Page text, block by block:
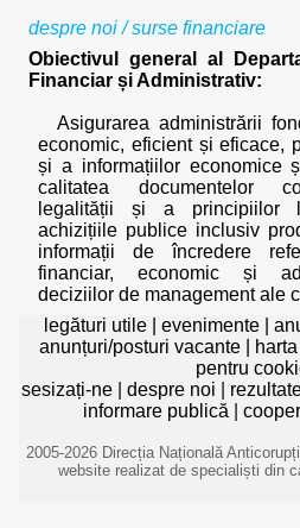
despre noi/surse financiare
Obiectivul general al
Financiar și Administrativ:
Asigurarea administrării
economic, eficient și eficace,
și a informațiilor economice
calitatea documentelor
legalității și a principiilor
achizițiile publice inclusiv
informații de încredere
financiar, economic și
deciziilor de management ale
legături utile
evenimente
anunțuri/posturi vacante
pentru
sesizați-ne| despre noi
informare publică
2005-2026 Direcția Națională
website realizat de specialiști din